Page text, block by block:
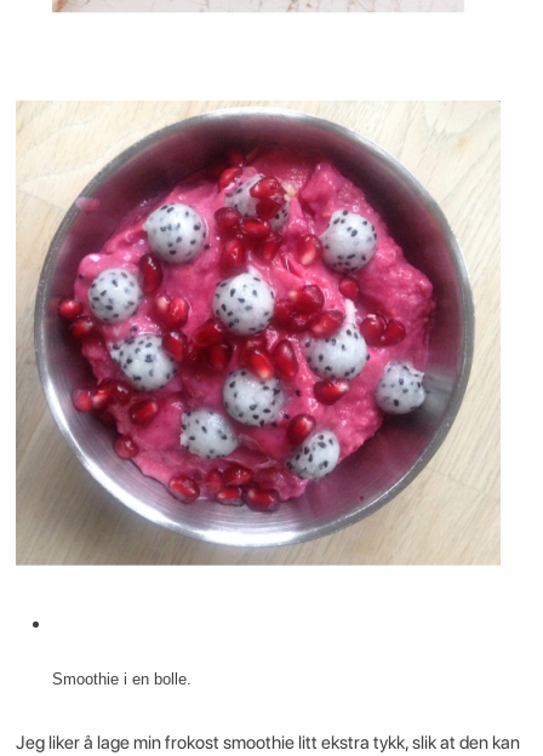
Smoothie i en bolle.
Jeg liker å lage min frokost smoothie litt ekstra tykk, slik at den kan